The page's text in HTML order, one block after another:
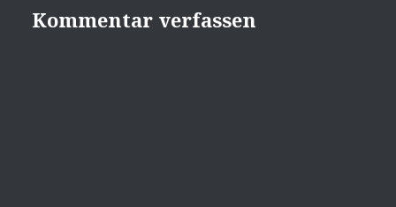
Kommentar verfassen